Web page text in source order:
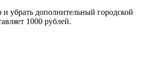
убрать дополнительный городской
1000 рублей.